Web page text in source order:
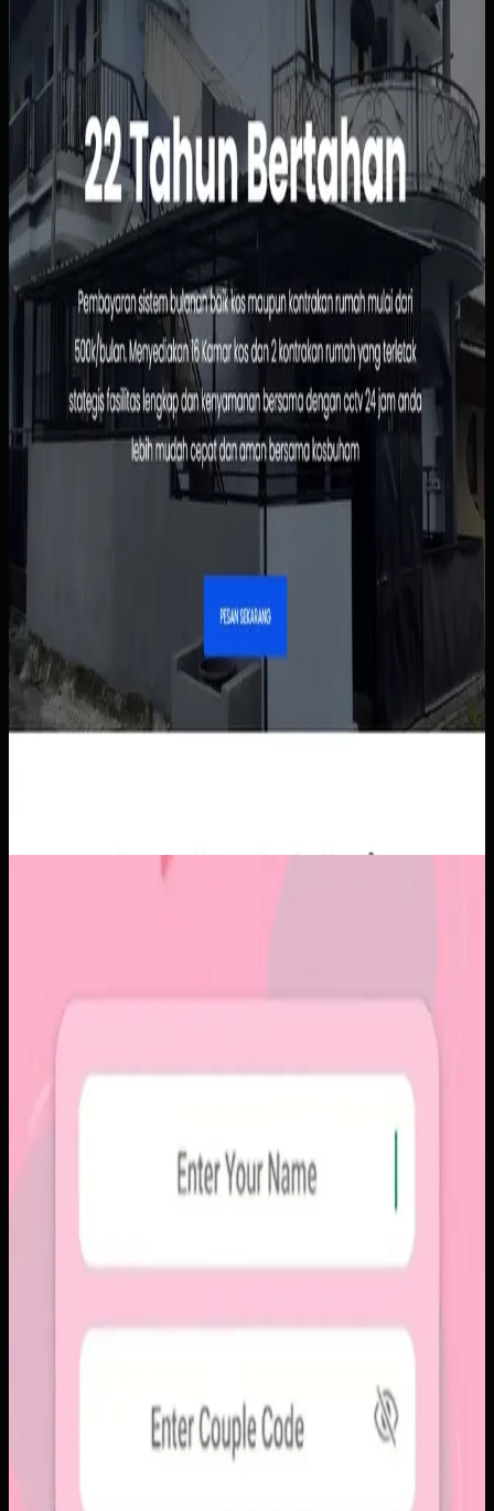
Status kamar, pembayaran, dan data penghuni masih
dipantau manual sehingga rawan tertinggal atau salah
catat. Calon penghuni juga harus bertanya satu per satu
hanya untuk mengetahui ketersediaan, harga, atau
fasilitas kamar.
Yang kami bangun
Kami menyusun website dengan informasi kamar yang
jelas, alur pemesanan yang sederhana, dan dasbor
pengelolaan penghuni serta pembayaran. Pemilik bisa
melihat status sewa dengan lebih cepat, sementara calon
penghuni tidak perlu menunggu chat manual untuk
informasi dasar.
Baca studi kasus
Sebelumnya
Platform sosial umum sering membuat momen personal
tenggelam di antara konten publik, iklan, dan tekanan
untuk selalu tampil sempurna. Pengguna membutuhkan
Kami membangun aplikasi mobile dengan alur berbagi yang
ringkas, notifikasi cepat, dan arsip momen yang tersusun
rapi. Sistemnya dirancang untuk percakapan visual yang
lebih personal tanpa membawa beban feed publik.